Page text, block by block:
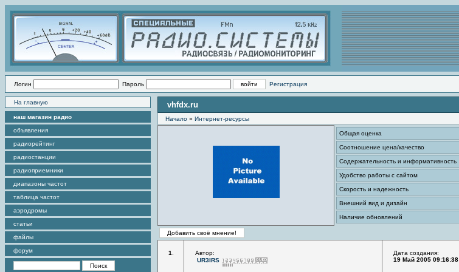
Логин Пароль Регистрация
На главную
наш магазин радио
объявления
радиорейтинг
радиостанции
радиоприемники
диапазоны частот
таблица частот
аэродромы
статьи
файлы
форум
vhfdx.ru
Начало » Интернет-ресурсы
Общая оценка
Соотношение цена/качество
Содержательность и информативность
Удобство работы с сайтом
Скорость и надежность
Внешний вид и дизайн
Наличие обновлений
1
Автор:
UR3IRS
Дата создания:
19 Май 2005 09:16:38